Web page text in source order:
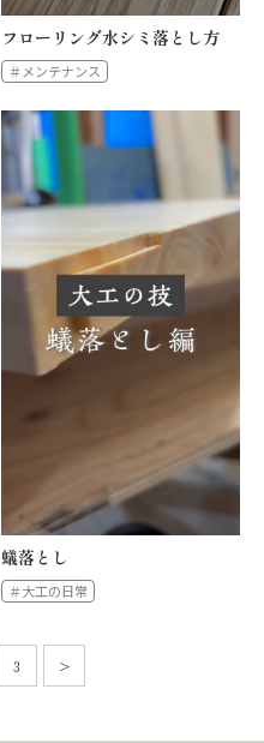
フローリング水シミ落とし方
＃メンテナンス
蟻落とし
＃大工の日常
3 >
次
へ